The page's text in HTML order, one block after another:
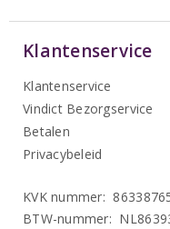
Klantenservice
Klantenservice
Vindict Bezorgservice
Betalen
Privacybeleid
KVK nummer:
BTW-nummer: